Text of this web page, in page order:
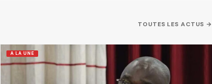
TOUTES LES ACTUS →
A LA UNE